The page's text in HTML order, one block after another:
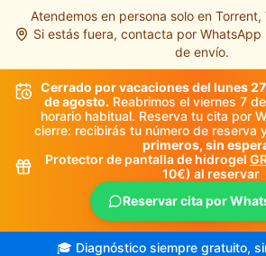
Saltar al contenido principal
Atendemos en persona solo en Torrent,
Si estás fuera, contacta por
de envío.
Cerrado por vacaciones del lunes
de agosto. Reabrimos el viernes 7
horario habitual. Reserva tu cita por
cierre: recibirás tu número de reserva
primeros, sin
Protector de pantalla de hidrogel
10€) al reservar
Reservar cita por
🎓 Diagnóstico siempre gratuito,